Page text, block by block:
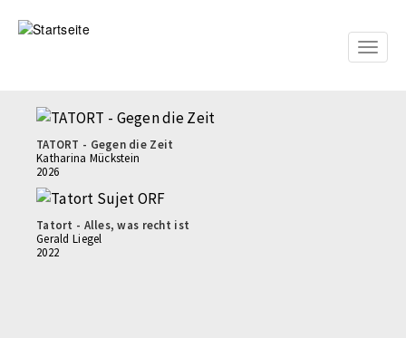
zum
Toggle
TATORT - Gegen die Zeit
Katharina Mückstein
2026
Tatort - Alles, was recht ist
Gerald Liegel
2022